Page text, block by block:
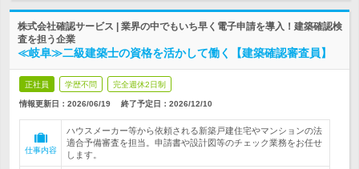
株式会社確認サービス | 業界の中でもいち早く電子申請を導入！建築確認検
査を担う企業
≪岐阜≫二級建築士の資格を活かして働く【建築確認審査員】
正社員 学歴不問 完全週休2日制
情報更新日：2026/06/19 終了予定日： 2026/12/10
仕事内容
ハウスメーカー等から依頼される新築戸建住宅やマンションの法
適合予備審査を担当。申請書や設計図等のチェック業務をお任せ
します。